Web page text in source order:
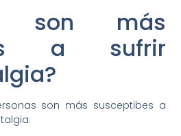
son más
a sufrir
son más susceptibes a